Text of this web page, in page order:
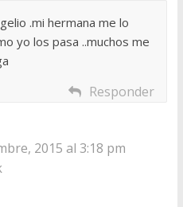
.mi hermana me lo
yo los pasa ..muchos me
Responder
2015 al 3:18 pm